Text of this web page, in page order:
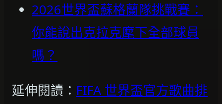
2026世界盃蘇格蘭隊挑戰賽：
你能說出克拉克麾下全部球員
嗎？
延伸閱讀： FIFA 世界盃官方歌曲排